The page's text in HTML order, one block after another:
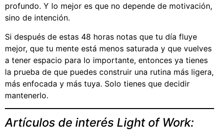
profundo. Y lo mejor es que no depende de motivación,
sino de intención.
Si después de estas 48 horas notas que tu día fluye
mejor, que tu mente está menos saturada y que vuelves
a tener espacio para lo importante, entonces ya tienes
la prueba de que puedes construir una rutina más ligera,
más enfocada y más tuya. Solo tienes que decidir
mantenerlo.
Artículos de interés Light of Work: